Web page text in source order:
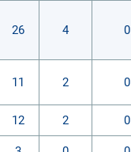
26 4 0
11 2 0
12 2 0